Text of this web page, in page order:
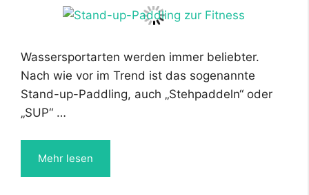
Wassersportarten werden immer beliebter.
Nach wie vor im Trend ist das sogenannte
Stand-up-Paddling, auch „Stehpaddeln“ oder
„SUP“ …
Mehr lesen